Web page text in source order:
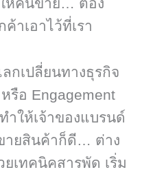
ห้คนขาย… ต้อง
าเอาไว้ที่เรา
กเปลี่ยนทางธุรกิจ
รือ Engagement
ให้เจ้าของแบรนด์
ายสินค้าก็ดี… ต่าง
เทคนิคสารพัด เริ่ม